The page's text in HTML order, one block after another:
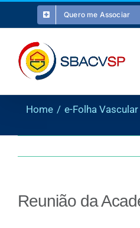
o
conteúdo
Quero me Associar
Home e-Folha Vascular
Reunião da